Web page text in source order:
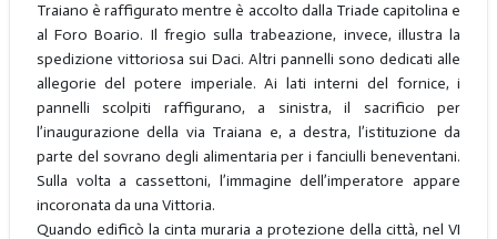
Traiano è raffigurato mentre è accolto dalla Triade capitolina e
al Foro Boario. Il fregio sulla trabeazione, invece, illustra la
spedizione vittoriosa sui Daci. Altri pannelli sono dedicati alle
allegorie del potere imperiale. Ai lati interni del fornice, i
pannelli scolpiti raffigurano, a sinistra, il sacrificio per
l’inaugurazione della via Traiana e, a destra, l’istituzione da
parte del sovrano degli alimentaria per i fanciulli beneventani.
Sulla volta a cassettoni, l’immagine dell’imperatore appare
incoronata da una Vittoria.
Quando edificò la cinta muraria a protezione della città, nel VI